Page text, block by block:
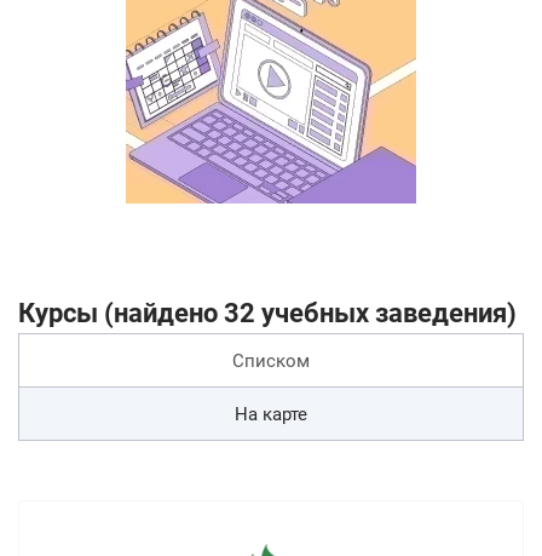
Курсы (найдено 32 учебных заведения)
Списком
На карте